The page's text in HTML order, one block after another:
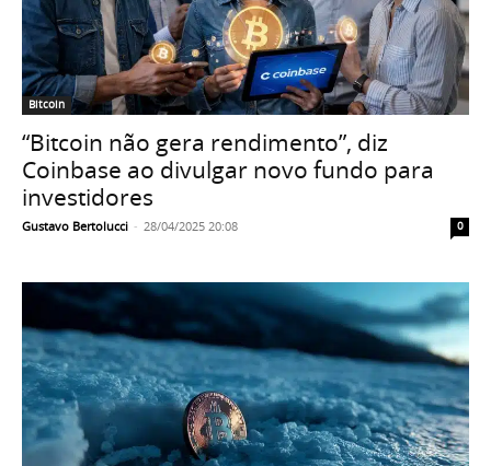
Bitcoin
“Bitcoin não gera rendimento”, diz
Coinbase ao divulgar novo fundo para
investidores
Gustavo Bertolucci - 28/04/2025 20:08 0